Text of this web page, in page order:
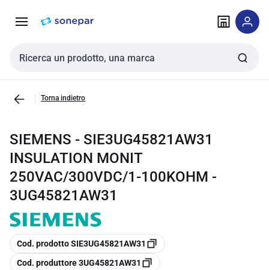
navigazione alla
Cerca input
Torna indietro
SIEMENS - SIE3UG45821AW31
INSULATION MONIT
250VAC/300VDC/1-100KOHM -
3UG45821AW31
copia
Cod. prodotto SIE3UG45821AW31
copia
Cod. produttore 3UG45821AW31